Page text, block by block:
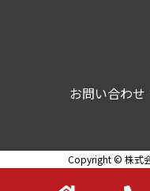
お問い合わ
Copyright © 株式